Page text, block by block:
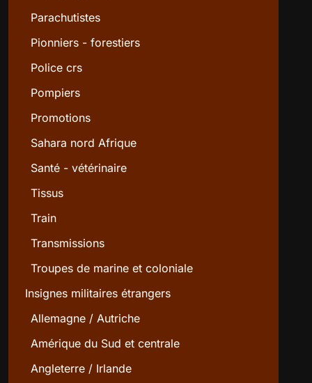
Parachutistes
Pionniers - forestiers
Police crs
Pompiers
Promotions
Sahara nord Afrique
Santé - vétérinaire
Tissus
Train
Transmissions
Troupes de marine et coloniale
Insignes militaires étrangers
Allemagne / Autriche
Amérique du Sud et centrale
Angleterre / Irlande